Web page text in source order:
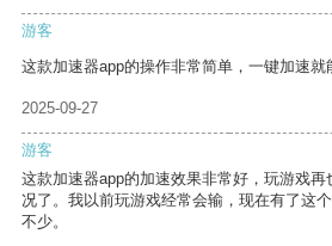
游客
这款加速器app的操作非常简单，一键加速就
2025-09-27
游客
这款加速器app的加速效果非常好，玩游戏
况了。我以前玩游戏经常会输，现在有了这
不少。